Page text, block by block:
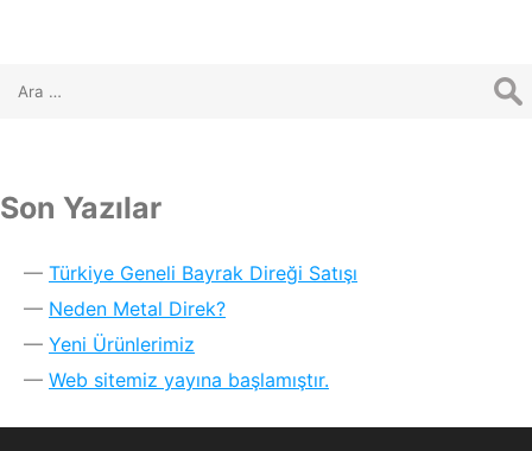
Son Yazılar
Türkiye Geneli Bayrak Direği Satışı
Neden Metal Direk?
Yeni Ürünlerimiz
Web sitemiz yayına başlamıştır.